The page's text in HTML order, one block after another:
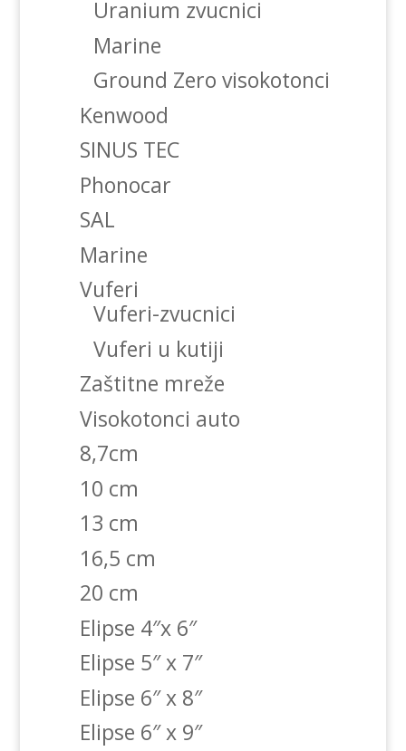
Uranium zvucnici
Marine
Ground Zero visokotonci
Kenwood
SINUS TEC
Phonocar
SAL
Marine
Vuferi
Vuferi-zvucnici
Vuferi u kutiji
Zaštitne mreže
Visokotonci auto
8,7cm
10 cm
13 cm
16,5 cm
20 cm
Elipse 4″x 6″
Elipse 5″ x 7″
Elipse 6″ x 8″
Elipse 6″ x 9″